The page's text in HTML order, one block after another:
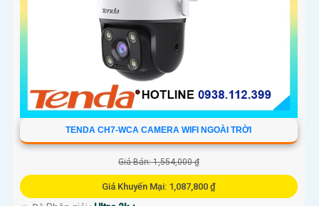
TENDA CH7-WCA CAMERA WIFI NGOÀI TRỜI
Giá Bán: 1,554,000 ₫
Giá Khuyến Mại: 1,087,800 ₫